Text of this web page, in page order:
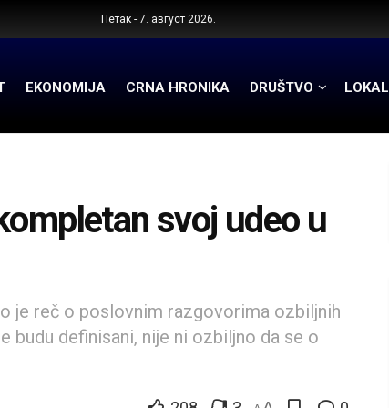
Петак - 7. август 2026.
EKONOMIJA CRNA HRONIKA DRUŠTVO LOKAL
svoj udeo u
je reč o poslovnim razgovorima ozbiljnih
budu definisani, nije ni ozbiljno da se o